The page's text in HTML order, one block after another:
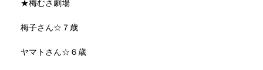
★梅むさ劇場
梅子さん☆７歳
ヤマトさん☆６歳